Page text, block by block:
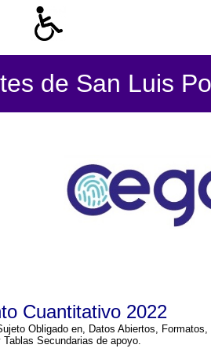
de San Luis
Cuantitativo 2022
Obligado en, Datos Abiertos, Formatos,
Tablas Secundarias de apoyo.